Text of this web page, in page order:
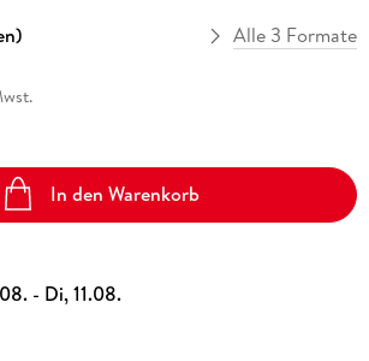
Alle 3 Formate
In den Warenkorb
- Di, 11.08.